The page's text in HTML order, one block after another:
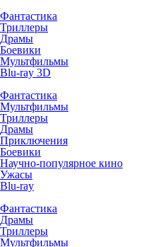
Фантастика
Триллеры
Драмы
Боевики
Мультфильмы
Blu-ray 3D
Фантастика
Мультфильмы
Триллеры
Драмы
Приключения
Боевики
Научно-популярное кино
Ужасы
Blu-ray
Фантастика
Драмы
Триллеры
Мультфильмы